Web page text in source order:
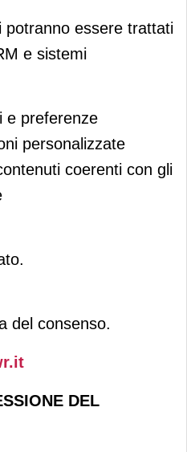
potranno essere trattati
e sistemi
e preferenze
personalizzate
coerenti con gli
del consenso.
DEL